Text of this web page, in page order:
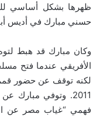
ظهرها بشكل أساسي
حسني مبارك في أديس أبابا
وكان مبارك قد هبط
الأفريقي عندما فتح
لكنه توقف عن حضور قمم
فهمي “غياب مصر عن